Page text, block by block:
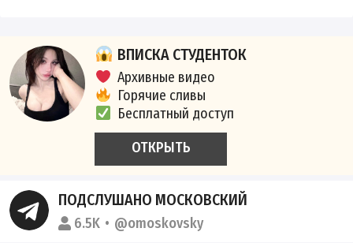
ВПИСКА СТУДЕНТОК
Архивные видео
Горячие сливы
Бесплатный доступ
ОТКРЫТЬ
ПОДСЛУШАНО МОСКОВСКИЙ
6.5K @omoskovsky